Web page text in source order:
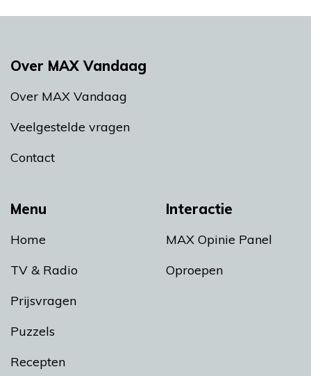
Menu
Home
TV & Radio
Prijsvragen
Puzzels
Recepten
Interactie
MAX Opinie Panel
Oproepen
Over MAX Vandaag
Over MAX Vandaag
Veelgestelde vragen
Contact